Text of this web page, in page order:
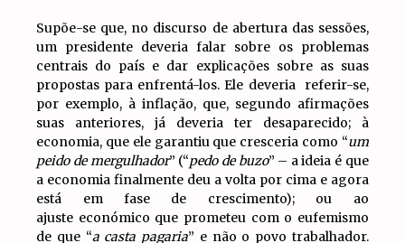
Supõe-se que, no discurso de abertura das sessões,
um presidente deveria falar sobre os problemas
centrais do país e dar explicações sobre as suas
propostas para enfrentá-los. Ele deveria referir-se,
por exemplo, à inflação, que, segundo afirmações
suas anteriores, já deveria ter desaparecido; à
economia, que ele garantiu que cresceria como “um
peido de mergulhador” (“pedo de buzo” – a ideia é que
a economia finalmente deu a volta por cima e agora
está em fase de crescimento); ou ao
ajuste económico que prometeu com o eufemismo
de que “a casta pagaria” e não o povo trabalhador.